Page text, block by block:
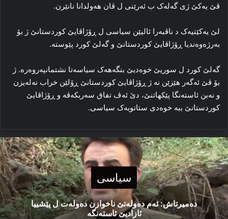
ڤێ یه‌کێ ژی گه‌له‌ک ب ئه‌رێنی ل ڤان هه‌ولدانا نانێرن.
لێ یه‌کێتیه‌ک د ناڤبه‌را ئالیێن سیاسی ل ڕۆژاڤایێ کوردستانێ ژ بۆ
به‌رژه‌وه‌ندیا ڕۆژاڤایێ کوردستانێ و گه‌لێ کورد پێوسته‌.
گه‌لێ کورد ل سوریێ خوه‌دیێ بنگه‌هه‌ک سیاسەتا نشتمانپه‌روه‌ره‌. ژ
بۆ ڤێ ئه‌گه‌ر هێزێن نه‌ ژ ڕۆژاڤایێ کوردستانێ ڕۆلێن خراب نه‌له‌یزن
و نه‌بن ئاسته‌نگا پێكھاتنێ، دێ ئه‌ڤ تفاق سه‌ربکه‌ڤه‌ و ڕۆژاڤایێ
کوردستانێ ببه‌ خوه‌دی ستاتویه‌ک سیاسی.
سیاسی
دەمیرتاش: ئەم دەولەتێ ناخوازن دەولەت ل پێشییا
ئازادیێ ئاستەنگە